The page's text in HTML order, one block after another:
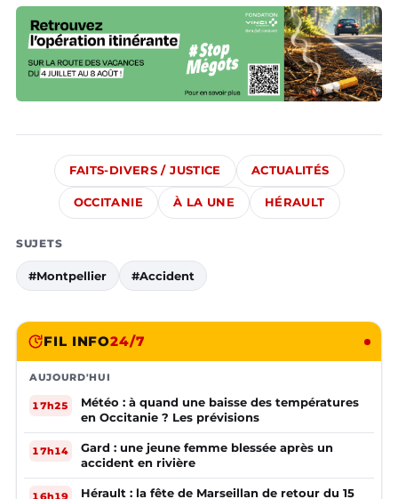
FAITS-DIVERS / JUSTICE ACTUALITÉS
OCCITANIE À LA UNE HÉRAULT
SUJETS
#Montpellier #Accident
FIL INFO24/7
AUJOURD'HUI
17h25
Météo : à quand une baisse des températures
en Occitanie ? Les prévisions
17h14
Gard : une jeune femme blessée après un
accident en rivière
16h19 Hérault : la fête de Marseillan de retour du 15